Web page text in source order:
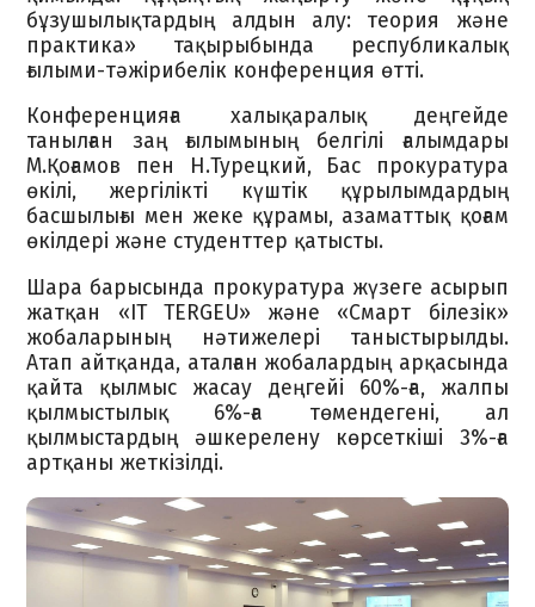
бұзушылықтардың алдын алу: теория және
практика» тақырыбында республикалық
ғылыми-тәжірибелік конференция өтті.
Конференцияға халықаралық деңгейде
танылған заң ғылымының белгілі ғалымдары
М.Қоғамов пен Н.Турецкий, Бас прокуратура
өкілі, жергілікті күштік құрылымдардың
басшылығы мен жеке құрамы, азаматтық қоғам
өкілдері және студенттер қатысты.
Шара барысында прокуратура жүзеге асырып
жатқан «IT TERGEU» және «Смарт білезік»
жобаларының нәтижелері таныстырылды.
Атап айтқанда, аталған жобалардың арқасында
қайта қылмыс жасау деңгейі 60%-ға, жалпы
қылмыстылық 6%-ға төмендегені, ал
қылмыстардың әшкерелену көрсеткіші 3%-ға
артқаны жеткізілді.